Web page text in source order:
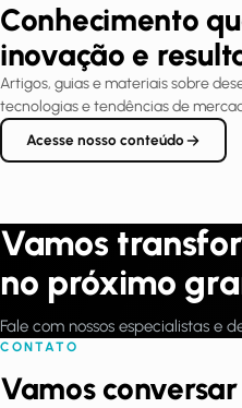
Conhecimento
inovação e
Artigos, guias e materiais sobre
tecnologias e tendências de
Acesse nosso conteúdo
Vamos
no próximo
Fale com nossos especialistas e
CONTATO
Vamos